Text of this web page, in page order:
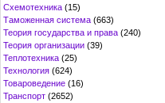
Схемотехника (15)
Таможенная система (663)
Теория государства и права (240)
Теория организации (39)
Теплотехника (25)
Технология (624)
Товароведение (16)
Транспорт (2652)